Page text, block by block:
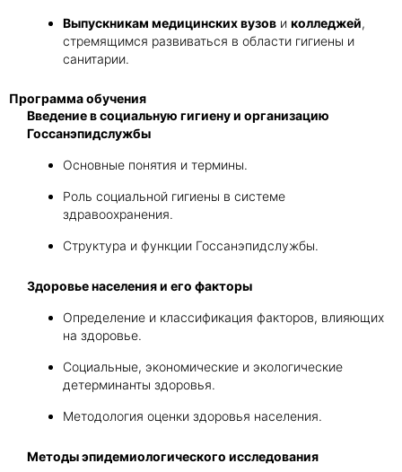
Выпускникам медицинских вузов и колледжей,
стремящимся развиваться в области гигиены и
санитарии.
Программа обучения
Введение в социальную гигиену и организацию
Госсанэпидслужбы
Основные понятия и термины.
Роль социальной гигиены в системе
здравоохранения.
Структура и функции Госсанэпидслужбы.
Здоровье населения и его факторы
Определение и классификация факторов, влияющих
на здоровье.
Социальные, экономические и экологические
детерминанты здоровья.
Методология оценки здоровья населения.
Методы эпидемиологического исследования